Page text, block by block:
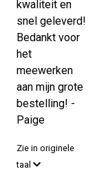
kwaliteit en
snel geleverd!
Bedankt voor
het
meewerken
aan mijn grote
bestelling! -
Paige
Zie in originele
taal